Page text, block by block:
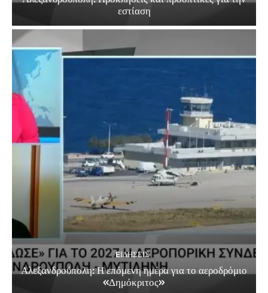
εστίαση
EΙΔΗΣΕΙΣ
Αλεξανδρούπολη: Η επόμενη ημέρα για το αεροδρόμιο
«Δημόκριτος»